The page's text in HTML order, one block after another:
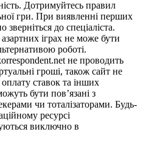
Дотримуйтесь правил
гри. При виявленні перших
зверніться до спеціаліста.
іграх не може бути
роботі.
не проводить
гроші, також сайт не
ставок та інших
бути пов’язані з
чи тоталізаторами. Будь-
ресурсі
виключно в